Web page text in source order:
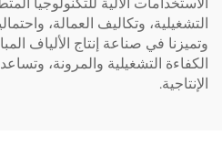
التشغيلية، وتكاليف العمالة،
وتميزنا في صناعة إنتاج الألياف
الكفاءة التشغيلية والمرونة،
الإنتاجية.